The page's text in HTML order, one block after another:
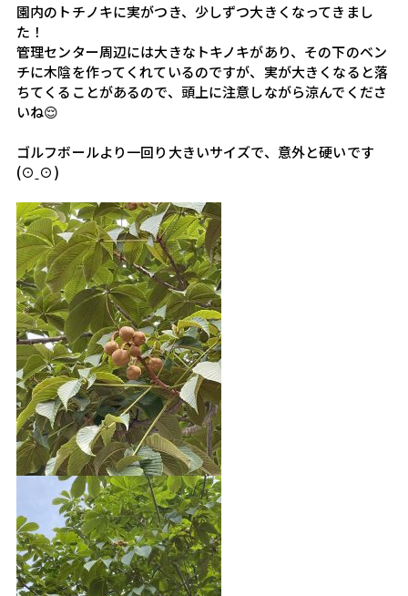
園内のトチノキに実がつき、少しずつ大きくなってきまし
た！
管理センター周辺には大きなトキノキがあり、その下のベン
チに木陰を作ってくれているのですが、実が大きくなると落
ちてくることがあるので、頭上に注意しながら涼んでくださ
いね😌
ゴルフボールより一回り大きいサイズで、意外と硬いです
(⊙ˍ⊙)